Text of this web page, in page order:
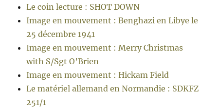
Le coin lecture : SHOT DOWN
Image en mouvement : Benghazi en Libye le
25 décembre 1941
Image en mouvement : Merry Christmas
with S/Sgt O’Brien
Image en mouvement : Hickam Field
Le matériel allemand en Normandie : SDKFZ
251/1